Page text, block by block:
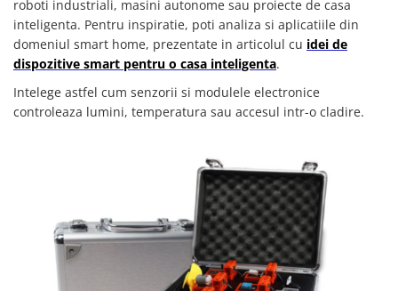
roboti industriali, masini autonome sau proiecte de casa
inteligenta. Pentru inspiratie, poti analiza si aplicatiile din
domeniul smart home, prezentate in articolul cu idei de
dispozitive smart pentru o casa inteligenta.
Intelege astfel cum senzorii si modulele electronice
controleaza lumini, temperatura sau accesul intr-o cladire.